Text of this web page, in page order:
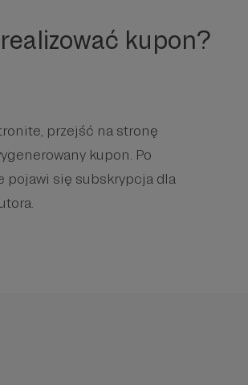
kupon?
przejść na stronę
kupon. Po
pojawi się subskrypcja dla